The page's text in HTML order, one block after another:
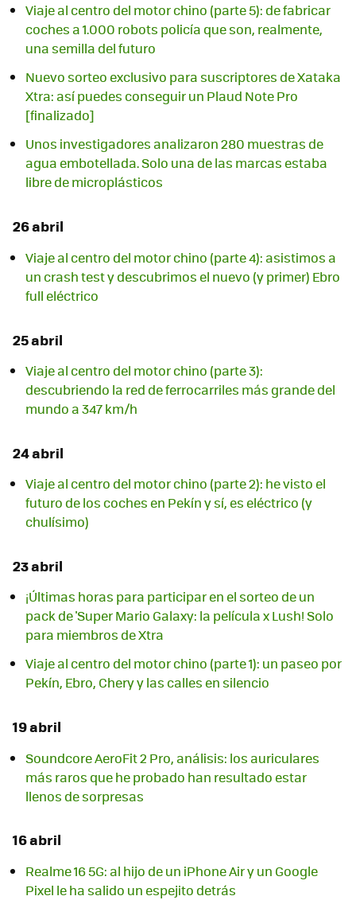
Viaje al centro del motor chino (parte 5): de fabricar
coches a 1.000 robots policía que son, realmente,
una semilla del futuro
Nuevo sorteo exclusivo para suscriptores de Xataka
Xtra: así puedes conseguir un Plaud Note Pro
[finalizado]
Unos investigadores analizaron 280 muestras de
agua embotellada. Solo una de las marcas estaba
libre de microplásticos
26 abril
Viaje al centro del motor chino (parte 4): asistimos a
un crash test y descubrimos el nuevo (y primer) Ebro
full eléctrico
25 abril
Viaje al centro del motor chino (parte 3):
descubriendo la red de ferrocarriles más grande del
mundo a 347 km/h
24 abril
Viaje al centro del motor chino (parte 2): he visto el
futuro de los coches en Pekín y sí, es eléctrico (y
chulísimo)
23 abril
¡Últimas horas para participar en el sorteo de un
pack de 'Super Mario Galaxy: la película x Lush! Solo
para miembros de Xtra
Viaje al centro del motor chino (parte 1): un paseo por
Pekín, Ebro, Chery y las calles en silencio
19 abril
Soundcore AeroFit 2 Pro, análisis: los auriculares
más raros que he probado han resultado estar
llenos de sorpresas
16 abril
Realme 16 5G: al hijo de un iPhone Air y un Google
Pixel le ha salido un espejito detrás